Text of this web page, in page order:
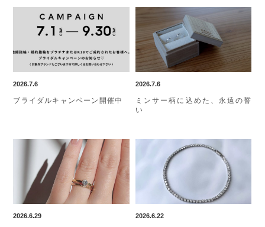
2026.7.6
ブライダルキャンペーン開催中
2026.7.6
ミンサー柄に込めた、永遠の誓
い
2026.6.29 2026.6.22